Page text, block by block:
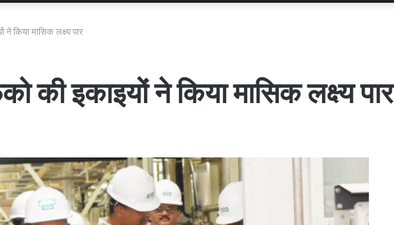
किया मासिक लक्ष्य पार
की इकाइयों ने किया मासिक लक्ष्य पार